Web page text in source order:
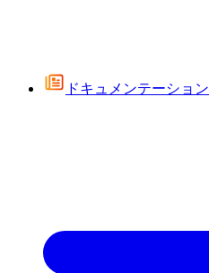
ドキュメンテーション